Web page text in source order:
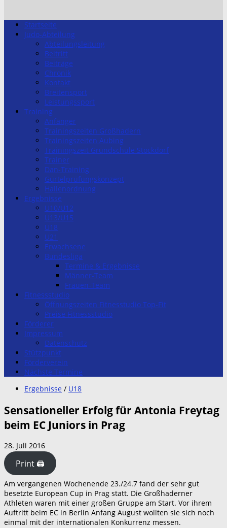
Startseite
Judo-Abteilung
Abteilungsleitung
Beitritt
Beiträge
Chronik
Kontakt
Breitensport
Leistungssport
Training
Anfänger
Trainingszeiten Großhadern
Trainingszeiten Aubing
Trainingszeit Grundschule Stockdorf
Trainer
Dan-Training
Gürtelprüfungskonzept
Hallenordnung
Ergebnisse
U10/U12
U13/U15
U18
U21
Erwachsene
Bundesliga
Termine & Ergebnisse
Männer-Team
Frauen-Team
Fitnessstudio
Öffnungszeiten Fitnesstudio Top-Fit
Preise Fitnessstudio
Förderer
Impressum
Datenschutz
Stützpunkt
Förderverein
Nächste Termine
Ergebnisse / U18
Sensationeller Erfolg für Antonia Freytag
beim EC Juniors in Prag
28. Juli 2016
Print 🖨
Am vergangenen Wochenende 23./24.7 fand der sehr gut
besetzte European Cup in Prag statt. Die Großhaderner
Athleten waren mit einer großen Gruppe am Start. Vor ihrem
Auftritt beim EC in Berlin Anfang August wollten sie sich noch
einmal mit der internationalen Konkurrenz messen.